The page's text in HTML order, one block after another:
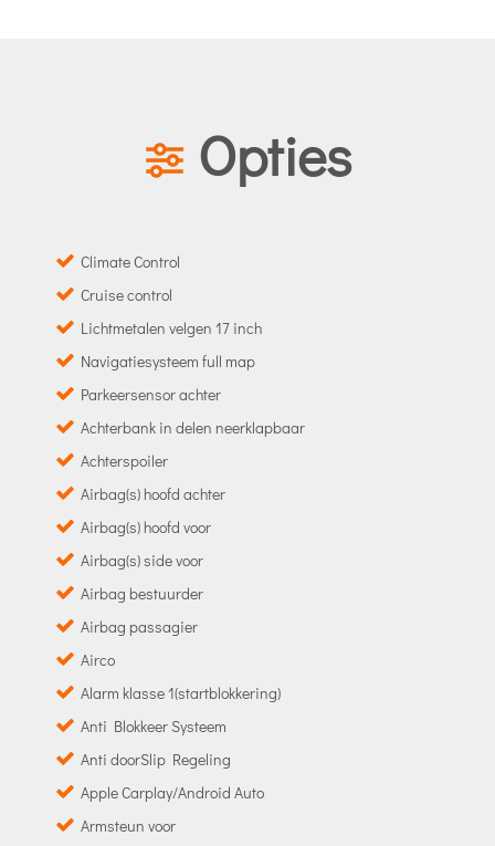
Opties
Climate Control
Cruise control
Lichtmetalen velgen 17 inch
Navigatiesysteem full map
Parkeersensor achter
Achterbank in delen neerklapbaar
Achterspoiler
Airbag(s) hoofd achter
Airbag(s) hoofd voor
Airbag(s) side voor
Airbag bestuurder
Airbag passagier
Airco
Alarm klasse 1(startblokkering)
Anti Blokkeer Systeem
Anti doorSlip Regeling
Apple Carplay/Android Auto
Armsteun voor